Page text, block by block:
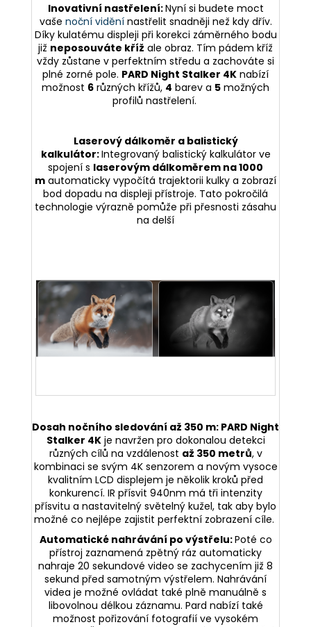
Inovativní nastřelení:Nyní si budete moct
vaše noční vidění nastřelit snadněji než kdy dřív.
Díky kulatému displeji při korekci záměrného bodu
již neposouváte kříž ale obraz. Tím pádem kříž
vždy zůstane v perfektním středu a zachováte si
plné zorné pole. PARD Night Stalker 4K nabízí
možnost 6 různých křížů, 4 barev a 5 možných
profilů nastřelení.
Laserový dálkoměr a balistický
kalkulátor:Integrovaný balistický kalkulátor ve
spojení s laserovým dálkoměrem na 1000
m automaticky vypočítá trajektorii kulky a zobrazí
bod dopadu na displeji přístroje. Tato pokročilá
technologie výrazně pomůže při přesnosti zásahu
na delší
vzdálenosti.
Dosah nočního sledování až 350 m: PARD Night
Stalker 4Kje navržen pro dokonalou detekci
různých cílů na vzdálenost až 350 metrů, v
kombinaci se svým 4K senzorem a novým vysoce
kvalitním LCD displejem je několik kroků před
konkurencí. IR přísvit 940nm má tři intenzity
přísvitu a nastavitelný světelný kužel, tak aby bylo
možné co nejlépe zajistit perfektní zobrazení cíle.
Automatické nahrávání po výstřelu:Poté co
přístroj zaznamená zpětný ráz automaticky
nahraje 20 sekundové video se zachycením již 8
sekund před samotným výstřelem. Nahrávání
videa je možné ovládat také plně manuálně s
libovolnou délkou záznamu. Pard nabízí také
možnost pořizování fotografií ve vysokém